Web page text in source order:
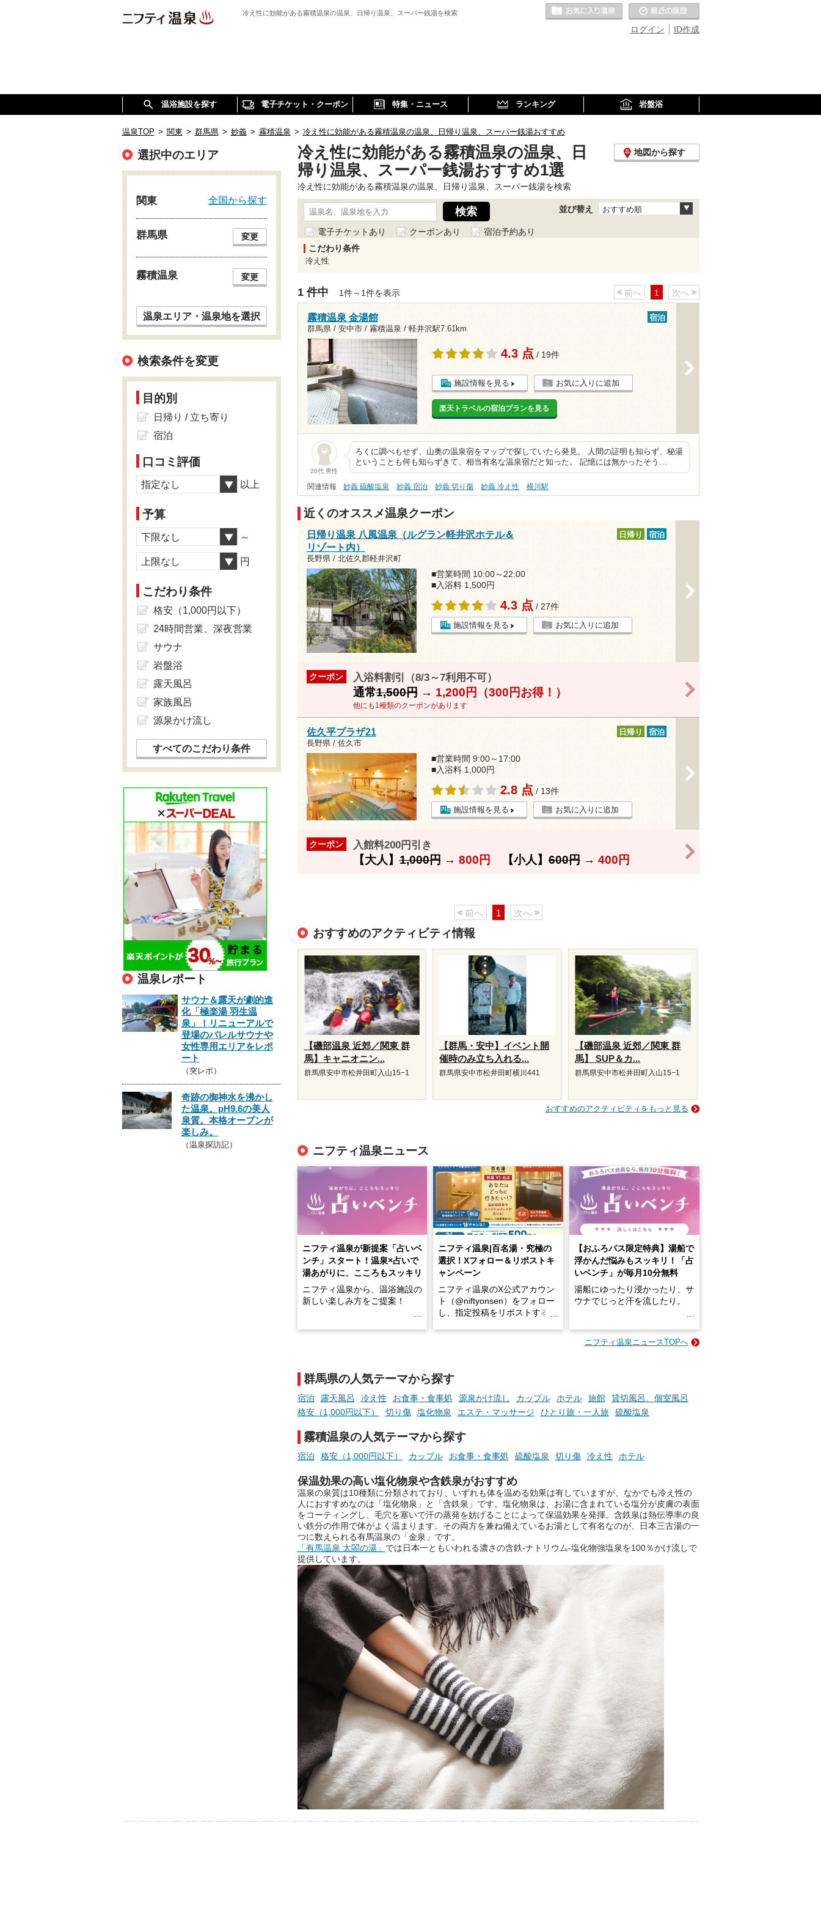
冷え性に効能がある霧積温泉の温泉、日帰り温泉、スーパー銭湯を検索
ID作成
ログイン
お気に入りの温泉
温浴施設を探す 電子チケット・クーポン 特集・ニュース ランキング 岩盤浴
温泉TOP > 関東 > 群馬県 > 妙義 > 霧積温泉 > 冷え性に効能がある霧積温泉の温泉、日帰り温泉、スーパー銭湯おすすめ
冷え性に効能がある霧積温泉の温泉、日
帰り温泉、スーパー銭湯おすすめ1選
地図から探す
冷え性に効能がある霧積温泉の温泉、日帰り温泉、スーパー銭湯を検索
並び替え おすすめ順
電子チケットあり クーポンあり
宿泊予約あり
こだわり条件
冷え性
1 件中 1件～1件を表示 前へ 1 次へ
霧積温泉 金湯館
群馬県 / 安中市 / 霧積温泉 / 軽井沢駅7.61km
宿泊
4.3 点 / 19件
施設情報を見る お気に入りに追加
楽天トラベルの宿泊プランを見る
20代 男性
ろくに調べもせず、山奥の温泉宿をマップで探していたら発見。 人間の証明も知らず、秘湯
ということも何も知らずきて、相当有名な温泉宿だと知った。 記憶には無かったそう…
関連情報 妙義 硫酸塩泉 妙義 宿泊 妙義 切り傷 妙義 冷え性 横川駅
近くのオススメ温泉クーポン
日帰り温泉 八風温泉（ルグラン軽井沢ホテル＆
リゾート内）
長野県 / 北佐久郡軽井沢町
日帰り 宿泊
■営業時間 10:00～22:00
■入浴料 1,500円
4.3 点 / 27件
施設情報を見る お気に入りに追加
クーポン 入浴料割引（8/3～7利用不可）
通常1,500円→ 1,200円（300円お得！）
他にも1種類のクーポンがあります
>
佐久平プラザ21
長野県 / 佐久市
日帰り 宿泊
■営業時間 9:00～17:00
■入浴料 1,000円
2.8 点 / 13件
施設情報を見る お気に入りに追加
クーポン 入館料200円引き
【大人】1,000円→ 800円 【小人】600円→ 400円
前へ 1 次へ
おすすめのアクティビティ情報
【磯部温泉 近郊／関東 群
馬】キャニオニン...
群馬県安中市松井田町入山15−1
【群馬・安中】イベント開
催時のみ立ち入れる...
群馬県安中市松井田町横川441
【磯部温泉 近郊／関東 群
馬】 SUP＆カ...
群馬県安中市松井田町入山15−1
おすすめのアクティビティをもっと見る
ニフティ温泉ニュース
ニフティ温泉が新提案「占いベ
ンチ」スタート！温泉×占いで
湯あがりに、こころもスッキリ
ニフティ温泉から、温浴施設の
新しい楽しみ方をご提案！
手相やタロットなど気軽に楽し
める占いで、“ととのう”おふろ
時間を、もっと特別に。
ニフティ温泉|百名湯・究極の
選択！Xフォロー＆リポストキ
ャンペーン
ニフティ温泉のX公式アカウン
ト（@niftyonsen）をフォロー
し、指定投稿をリポストする
【おふろパス限定特典】湯船で
浮かんだ悩みもスッキリ！「占
いベンチ」が毎月10分無料
湯船にゆったり浸かったり、サ
ウナでじっと汗を流したり。
そんな「一人でぼんやり過ごす
でくることはありませんか？
らこそ向き合える、大切な自分
の本音。
そんな心のつぶやきを、湯あが
りの温まった心のまま相談でき
たら素敵ですよね。
ニフティ温泉の「占いベンチ」
は、そんなあなたの心のつぶや
きをプロの占い師に相談するこ
とができるサービスです。
おふろパス会員様なら、この特
別なひとときを「毎月10分無
料」でご利用いただけます。
お湯で体がほぐれたら、次は占
い師さんとお話しして、心もほ
ぐしてみませんか？
ニフティ温泉ニュースTOPへ
群馬県の人気テーマから探す
宿泊 露天風呂 冷え性 お食事・食事処 源泉かけ流し カップル ホテル 旅館
貸切風呂、個室風呂
格安（1,000円以下）
切り傷 塩化物泉 エステ・マッサージ ひとり旅・一人旅 硫酸塩泉
霧積温泉の人気テーマから探す
宿泊 格安（1,000円以下） カップル お食事・食事処 硫酸塩泉 切り傷 冷え性 ホテル
保温効果の高い塩化物泉や含鉄泉がおすすめ
温泉の泉質は10種類に分類されており、いずれも体を温める効果は有していますが、なかでも冷え性の
人におすすめなのは「塩化物泉」と「含鉄泉」です。塩化物泉は、お湯に含まれている塩分が皮膚の表面
をコーティングし、毛穴を塞いで汗の蒸発を妨げることによって保温効果を発揮。含鉄泉は熱伝導率の良
い鉄分の作用で体がよく温まります。その両方を兼ね備えているお湯として有名なのが、日本三古湯の一
つに数えられる有馬温泉の「金泉」です。
「有馬温泉 太閤の湯」 では日本一ともいわれる濃さの含鉄-ナトリウム-塩化物強塩泉を100％かけ流しで
提供しています。
選択中のエリア
関東 全国から探す
群馬県 変更
霧積温泉 変更
温泉エリア・温泉地を選択
検索条件を変更
目的別
日帰り / 立ち寄り
宿泊
口コミ評価
指定なし 以上
予算
下限なし ～
上限なし 円
こだわり条件
格安（1,000円以下）
24時間営業、深夜営業
サウナ
岩盤浴
露天風呂
家族風呂
源泉かけ流し
すべてのこだわり条件
温泉レポート
サウナ＆露天が劇的進
化「極楽湯 羽生温
泉」！リニューアルで
登場のバレルサウナや
女性専用エリアをレポ
ート
（突レポ）
奇跡の御神水を沸かし
た温泉。pH9.6の美人
泉質。本格オープンが
楽しみ。
（温泉探訪記）